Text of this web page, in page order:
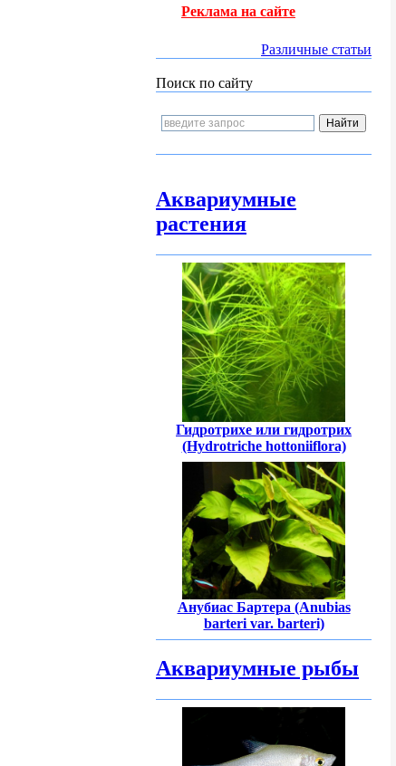
Реклама на сайте
Различные статьи
Поиск по сайту
Аквариумные
растения
Гидротрихе или гидротрих
(Hydrotriche hottoniiflora)
Анубиас Бартера (Anubias
barteri var. barteri)
Аквариумные рыбы